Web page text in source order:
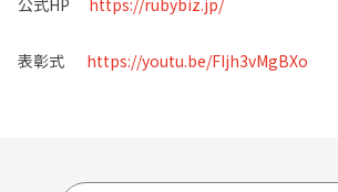
公式HP https://rubybiz.jp/
表彰式 https://youtu.be/FIjh3vMgBXo